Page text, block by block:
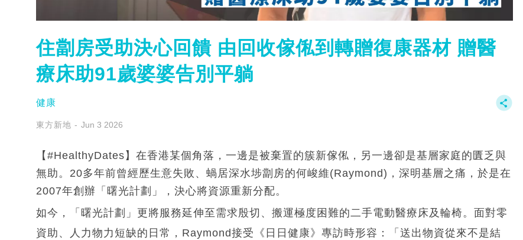
住劏房受助決心回饋 由回收傢俬到轉贈復康器材 贈醫
療床助91歲婆婆告別平躺
健康
東方新地 Jun 3 2026
【#HealthyDates】在香港某個角落，一邊是被棄置的簇新傢俬，另一邊卻是基層家庭的匱乏與
無助。20多年前曾經歷生意失敗、蝸居深水埗劏房的何峻維(Raymond)，深明基層之痛，於是在
2007年創辦「曙光計劃」，決心將資源重新分配。
如今，「曙光計劃」更將服務延伸至需求殷切、搬運極度困難的二手電動醫療床及輪椅。面對零
資助、人力物力短缺的日常，Raymond接受《日日健康》專訪時形容：「送出物資從來不是結